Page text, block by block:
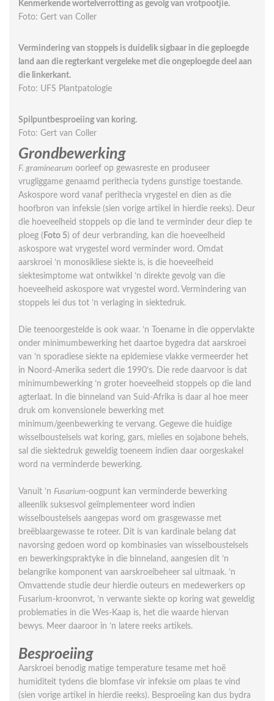
Kenmerkende wortelverrotting as gevolg van vrotpootjie.
Foto: Gert van Coller
Vermindering van stoppels is duidelik sigbaar in die geploegde
land aan die regterkant vergeleke met die ongeploegde deel aan
die linkerkant.
Foto: UFS Plantpatologie
Spilpuntbesproeiing van koring.
Foto: Gert van Coller
Grondbewerking
F. graminearum oorleef op gewasreste en produseer
vrugliggame genaamd perithecia tydens gunstige toestande.
Askospore word vanaf perithecia vrygestel en dien as die
hoofbron van infeksie (sien vorige artikel in hierdie reeks). Deur
die hoeveelheid stoppels op die land te verminder deur diep te
ploeg ( Foto 5) of deur verbranding, kan die hoeveelheid
askospore wat vrygestel word verminder word. Omdat
aarskroei ’n monosikliese siekte is, is die hoeveelheid
siektesimptome wat ontwikkel ’n direkte gevolg van die
hoeveelheid askospore wat vrygestel word. Vermindering van
stoppels lei dus tot ’n verlaging in siektedruk.
Die teenoorgestelde is ook waar. ’n Toename in die opper­vlakte
onder minimumbewerking het daartoe bygedra dat aarskroei
van ’n sporadiese siekte na epidemiese vlakke vermeerder het
in Noord-Amerika sedert die 1990’s. Die rede daarvoor is dat
minimumbewerking ’n groter hoeveelheid stoppels op die land
agterlaat. In die binneland van Suid-Afrika is daar al hoe meer
druk om konvensionele bewerking met
minimum/geenbewerking te vervang. Gegewe die huidige
wisselboustelsels wat koring, gars, mielies en sojabone behels,
sal die siektedruk geweldig toeneem indien daar oorgeskakel
word na verminderde bewerking.
Vanuit ’n Fusarium-oogpunt kan verminderde bewerking
alleenlik suksesvol geïmplementeer word indien
wisselboustelsels aangepas word om grasgewasse met
breëblaargewasse te roteer. Dit is van kardinale belang dat
navorsing gedoen word op kombi­nasies van wisselboustelsels
en bewerkingspraktyke in die binneland, aangesien dit ’n
belangrike komponent van aarskroeibeheer sal uitmaak. ’n
Omvattende studie deur hierdie outeurs en mede­werkers op
Fusarium-kroonvrot, ’n verwante siekte op koring wat geweldig
problematies in die Wes-Kaap is, het die waarde hiervan
bewys. Meer daaroor in ’n latere reeks artikels.
Besproeiing
Aarskroei benodig matige temperature tesame met hoë
humiditeit tydens die blomfase vir infeksie om plaas te vind
(sien vorige artikel in hierdie reeks). Besproeiing kan dus bydra